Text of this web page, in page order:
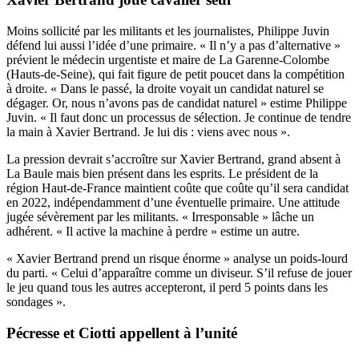
Moins sollicité par les militants et les journalistes, Philippe Juvin
défend lui aussi l’idée d’une primaire. « Il n’y a pas d’alternative »
prévient le médecin urgentiste et maire de La Garenne-Colombe
(Hauts-de-Seine), qui fait figure de petit poucet dans la compétition
à droite. « Dans le passé, la droite voyait un candidat naturel se
dégager. Or, nous n’avons pas de candidat naturel » estime Philippe
Juvin. « Il faut donc un processus de sélection. Je continue de tendre
la main à Xavier Bertrand. Je lui dis : viens avec nous ».
La pression devrait s’accroître sur Xavier Bertrand, grand absent à
La Baule mais bien présent dans les esprits. Le président de la
région Haut-de-France maintient coûte que coûte qu’il sera candidat
en 2022, indépendamment d’une éventuelle primaire. Une attitude
jugée sévèrement par les militants. « Irresponsable » lâche un
adhérent. « Il active la machine à perdre » estime un autre.
« Xavier Bertrand prend un risque énorme » analyse un poids-lourd
du parti. « Celui d’apparaître comme un diviseur. S’il refuse de jouer
le jeu quand tous les autres accepteront, il perd 5 points dans les
sondages ».
Pécresse et Ciotti appellent à l’unité